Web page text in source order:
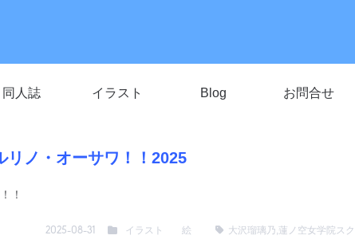
同人誌 イラスト Blog お問合せ
リノ・オーサワ！！2025
！
2025-08-31 イラスト 絵 大沢瑠璃乃,蓮ノ空女学院ス